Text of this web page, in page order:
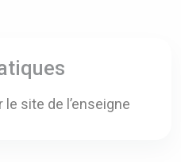
le site de l’enseigne